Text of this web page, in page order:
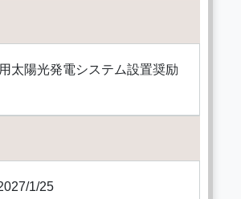
太陽光発電システム設置奨励
1/25